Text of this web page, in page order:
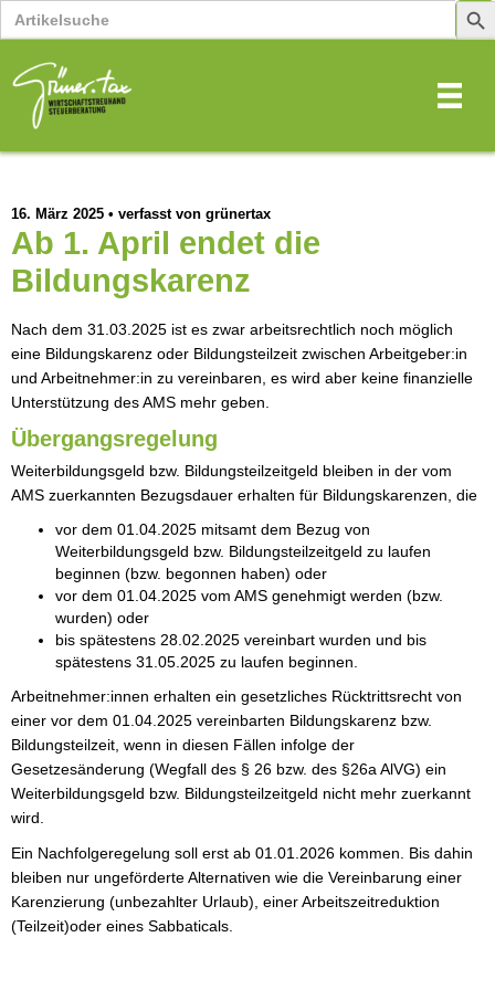
Search
for:
16. März 2025 • verfasst von grünertax
Ab 1. April endet die
Bildungskarenz
Nach dem 31.03.2025 ist es zwar arbeitsrechtlich noch möglich
eine Bildungskarenz oder Bildungsteilzeit zwischen Arbeitgeber:in
und Arbeitnehmer:in zu vereinbaren, es wird aber keine finanzielle
Unterstützung des AMS mehr geben.
Übergangsregelung
Weiterbildungsgeld bzw. Bildungsteilzeitgeld bleiben in der vom
AMS zuerkannten Bezugsdauer erhalten für Bildungskarenzen, die
vor dem 01.04.2025 mitsamt dem Bezug von
Weiterbildungsgeld bzw. Bildungsteilzeitgeld zu laufen
beginnen (bzw. begonnen haben) oder
vor dem 01.04.2025 vom AMS genehmigt werden (bzw.
wurden) oder
bis spätestens 28.02.2025 vereinbart wurden und bis
spätestens 31.05.2025 zu laufen beginnen.
Arbeitnehmer:innen erhalten ein gesetzliches Rücktrittsrecht von
einer vor dem 01.04.2025 vereinbarten Bildungskarenz bzw.
Bildungsteilzeit, wenn in diesen Fällen infolge der
Gesetzesänderung (Wegfall des § 26 bzw. des §26a AlVG) ein
Weiterbildungsgeld bzw. Bildungsteilzeitgeld nicht mehr zuerkannt
wird.
Ein Nachfolgeregelung soll erst ab 01.01.2026 kommen. Bis dahin
bleiben nur ungeförderte Alternativen wie die Vereinbarung einer
Karenzierung (unbezahlter Urlaub), einer Arbeitszeitreduktion
(Teilzeit)oder eines Sabbaticals.